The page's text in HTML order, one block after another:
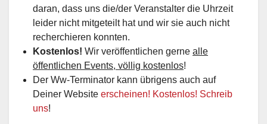
daran, dass uns die/der Veranstalter die Uhrzeit
leider nicht mitgeteilt hat und wir sie auch nicht
recherchieren konnten.
Kostenlos! Wir veröffentlichen gerne alle
öffentlichen Events, völlig kostenlos!
Der Ww-Terminator kann übrigens auch auf
Deiner Website erscheinen! Kostenlos! Schreib
uns!